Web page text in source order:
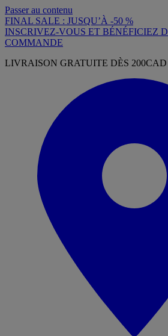
Passer au contenu
FINAL SALE : JUSQU’À -50 %
INSCRIVEZ-VOUS ET BÉNÉFICIEZ
COMMANDE
LIVRAISON GRATUITE DÈS 200CAD